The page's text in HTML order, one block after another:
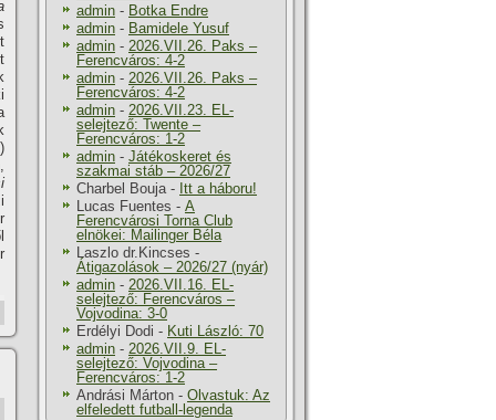
)
admin - Botka Endre
admin - Bamidele Yusuf
admin - 2026.VII.26. Paks –
Ferencváros: 4-2
admin - 2026.VII.26. Paks –
Ferencváros: 4-2
admin - 2026.VII.23. EL-
selejtező: Twente –
Ferencváros: 1-2
admin - Játékoskeret és
szakmai stáb – 2026/27
Charbel Bouja- Itt a háboru!
Lucas Fuentes - A
Ferencvárosi Torna Club
elnökei: Mailinger Béla
Laszlo dr.Kincses -
Átigazolások – 2026/27 (nyár)
admin - 2026.VII.16. EL-
selejtező: Ferencváros –
Vojvodina: 3-0
Erdélyi Dodi - Kuti László: 70
admin - 2026.VII.9. EL-
selejtező: Vojvodina –
Ferencváros: 1-2
Andrási Márton - Olvastuk: Az
elfeledett futball-legenda